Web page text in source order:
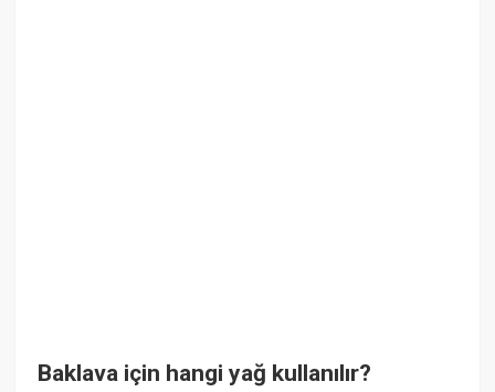
Baklava için hangi yağ kullanılır?